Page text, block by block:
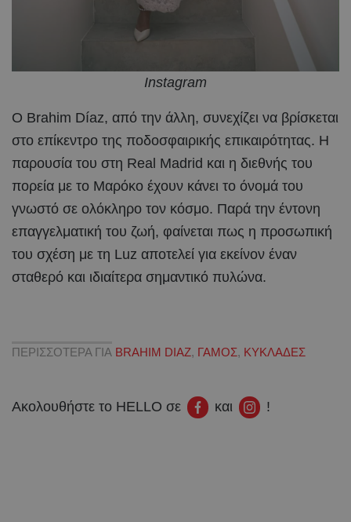
Instagram
Ο Brahim Díaz, από την άλλη, συνεχίζει να βρίσκεται
στο επίκεντρο της ποδοσφαιρικής επικαιρότητας. Η
παρουσία του στη Real Madrid και η διεθνής του
πορεία με το Μαρόκο έχουν κάνει το όνομά του
γνωστό σε ολόκληρο τον κόσμο. Παρά την έντονη
επαγγελματική του ζωή, φαίνεται πως η προσωπική
του σχέση με τη Luz αποτελεί για εκείνον έναν
σταθερό και ιδιαίτερα σημαντικό πυλώνα.
ΠΕΡΙΣΣΟΤΕΡΑ ΓΙΑ BRAHIM DIAZ, ΓΑΜΟΣ, ΚΥΚΛΑΔΕΣ
Ακολουθήστε το HELLO σε και !